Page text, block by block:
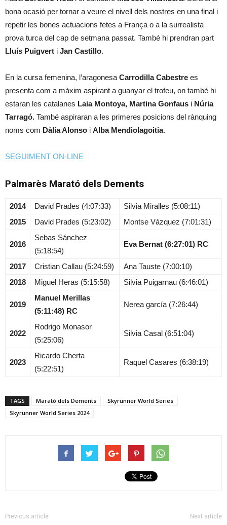
bona ocasió per tornar a veure el nivell dels nostres en una final i
repetir les bones actuacions fetes a França o a la surrealista
prova turca del cap de setmana passat. També hi prendran part
Lluís Puigvert i Jan Castillo.
En la cursa femenina, l’aragonesa Carrodilla Cabestre es
presenta com a màxim aspirant a guanyar el trofeu, on també hi
estaran les catalanes Laia Montoya, Martina Gonfaus i Núria
Tarragó. També aspiraran a les primeres posicions del rànquing
noms com Dàlia Alonso i Alba Mendiolagoitia.
SEGUIMENT ON-LINE
Palmarès Marató dels Dements
2014 David Prades (4:07:33)
Silvia Miralles (5:08:11)
2015
David Prades (5:23:02) Montse Vázquez (7:01:31)
2016
Sebas Sánchez
(5:18:54)
Eva Bernat (6:27:01) RC
2017 Cristian Callau (5:24:59)
Ana Tauste (7:00:10)
2018
Miguel Heras (5:15:58) Silvia Puigarnau (6:46:01)
2019
Manuel Merillas
(5:11:48) RC
Nerea garcía (7:26:44)
2022
Rodrigo Monasor
(5:25:06)
Silvia Casal (6:51:04)
2023
Ricardo Cherta
(5:22:51)
Raquel Casares (6:38:19)
TAGS Marató dels Dements
Skyrunner World Series
Skyrunner World Series 2024
Previous article Next article